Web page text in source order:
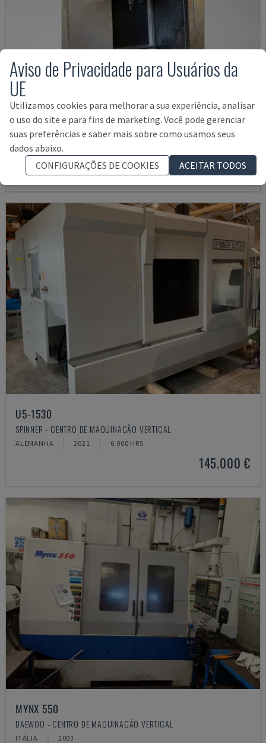
VTC 300C II
MAZAK - CENTRO DE MAQUINAÇÃO VERTICAL
DINAMARCA
45.000 €
U5-1530
SPINNER - CENTRO DE MAQUINAÇÃO VERTICAL
ALEMANHA 2021 6.000 HRS
145.000 €
MYNX 550
DAEWOO - CENTRO DE MAQUINAÇÃO VERTICAL
ITÁLIA 2003
Aviso de Privacidade para Usuários da
UE
Utilizamos cookies para melhorar a sua experiência, analisar
o uso do site e para fins de marketing. Você pode gerenciar
suas preferências e saber mais sobre como usamos seus
dados abaixo.
CONFIGURAÇÕES DE COOKIES
ACEITAR TODOS